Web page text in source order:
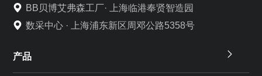
BB贝博艾弗森工厂· 上海临港奉贤智造园
数采中心 · 上海浦东新区周邓公路5358号
产品